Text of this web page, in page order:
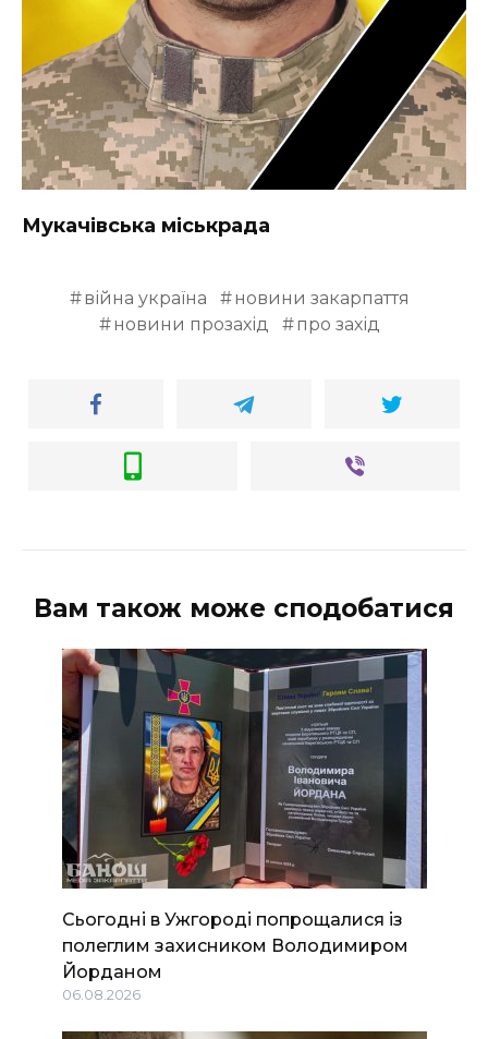
Мукачівська міськрада
війна україна
новини закарпаття
новини прозахід
про захід
Вам також може сподобатися
Сьогодні в Ужгороді попрощалися із
полеглим захисником Володимиром
Йорданом
06.08.2026